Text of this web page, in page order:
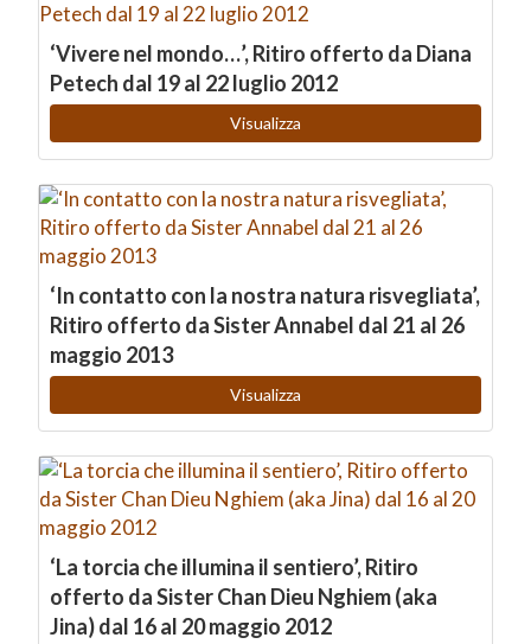
‘Vivere nel mondo…’, Ritiro offerto da Diana
Petech dal 19 al 22 luglio 2012
Visualizza
‘In contatto con la nostra natura risvegliata’,
Ritiro offerto da Sister Annabel dal 21 al 26
maggio 2013
Visualizza
‘La torcia che illumina il sentiero’, Ritiro
offerto da Sister Chan Dieu Nghiem (aka
Jina) dal 16 al 20 maggio 2012